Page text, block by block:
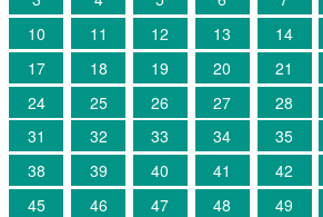
10
11 12 13 14
17
18 19 20 21
24
25 26 27 28
31
32 33 34 35
38
39 40 41 42
45
46 47 48 49